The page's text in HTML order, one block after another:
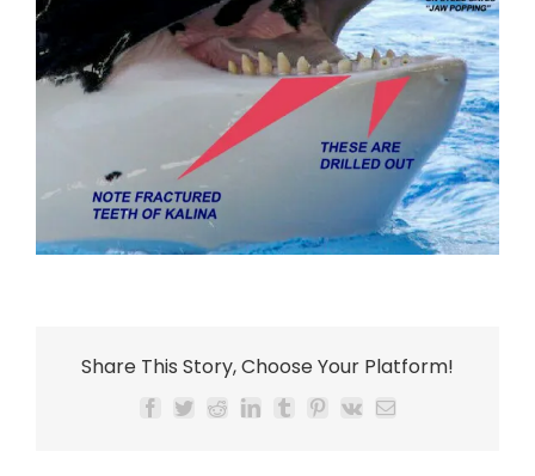
Share This Story, Choose Your Platform!
Facebook
TwitterRedditLinkedIn
TumblrPinterest
Vk Email